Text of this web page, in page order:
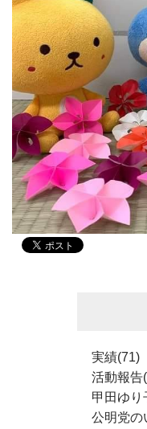
実績(71)
活動報告
甲田ゆり
公明党の